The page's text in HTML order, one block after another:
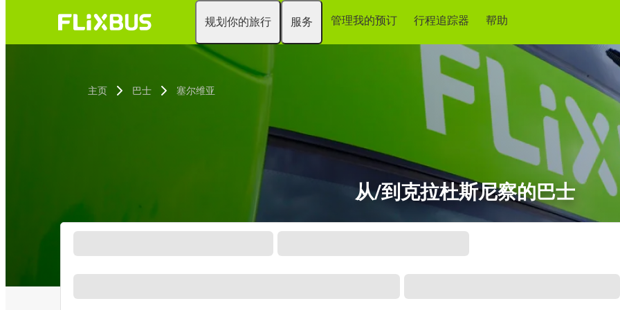
规划你的旅行 服务 管理我的预订 行程追踪器 帮助
主页 巴士 塞尔维亚
从/到克拉杜斯尼察的巴士